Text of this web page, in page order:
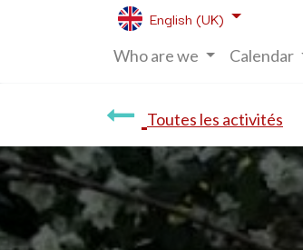
English (UK)
Who are we Calendar
Toutes les activités